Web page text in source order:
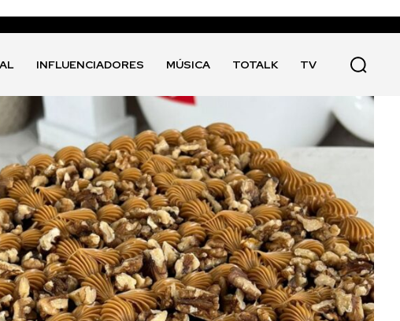
INFLUENCIADORES MÚSICA TOTALK TV